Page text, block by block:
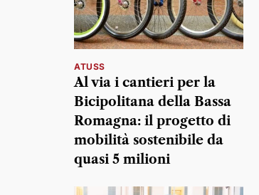
ATUSS
Al via i cantieri per la
Bicipolitana della Bassa
Romagna: il progetto di
mobilità sostenibile da
quasi 5 milioni